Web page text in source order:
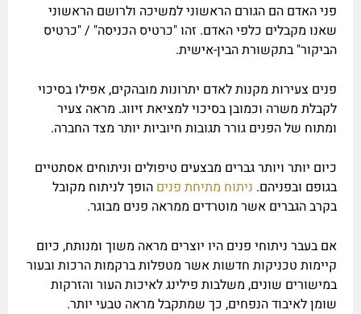
פני האדם הם הגורם הראשוני למשיכה ולרושם הראשוני
שאנו מקבלים כלפי האדם. זהו "כרטיס הכניסה" / "כרטיס
הביקור" בתקשורת הבין-אישית.
פנים צעירות מקנות לאדם יתרונות מובהקים, אפילו בסיכוי
לקבלת משרה וכמובן בסיכוי למציאת זיווג. מראה צעיר
ומתוח של הפנים גורר תגובות חיוביות יותר מצד החברה.
כיום יותר ויותר גברים מבצעים טיפולים וניתוחים אסתטיים
בגופם ובפניהם. ניתוח מתיחת פנים הופך לניתוח מקובל
בקרב הגברים אשר מוטרדים ממראה פנים מבוגר.
אם בעבר ניתוחי פנים היו יוצרים מראה משוך ומנותח, כיום
קיימות טכניקות חדשות אשר מטפלות ברקמות הרכות ובעור
במישורים שונים, משלבות פילינג לאיכות העור והזרקות
שומן לאיבוד הנפחים, כך שמתקבל מראה טבעי יותר.